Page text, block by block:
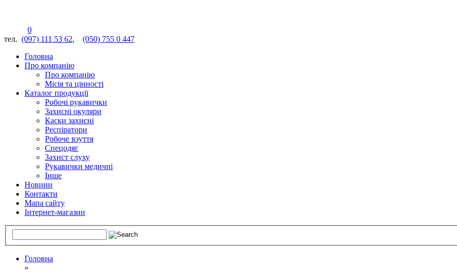
0
тел. (097) 111 53 62, (050) 755 0 447
Головна
Про компанію
Про компанію
Місія та цінності
Каталог продукції
Робочі рукавички
Захисні окуляри
Каски захисні
Респіратори
Робоче взуття
Спецодяг
Захист слуху
Рукавички медичні
Інше
Новини
Контакти
Мапа сайту
Інтернет-магазин
Головна
»